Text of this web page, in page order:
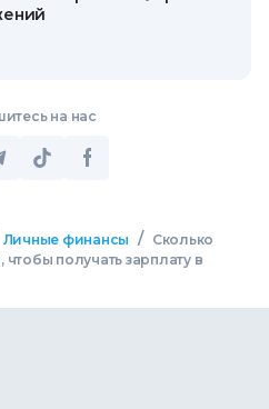
на нас
Личные финансы /
Сколько
получать зарплату в